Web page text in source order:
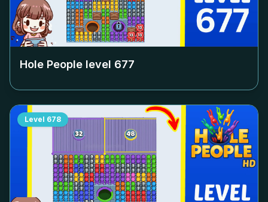
Hole People level 677
Level 678